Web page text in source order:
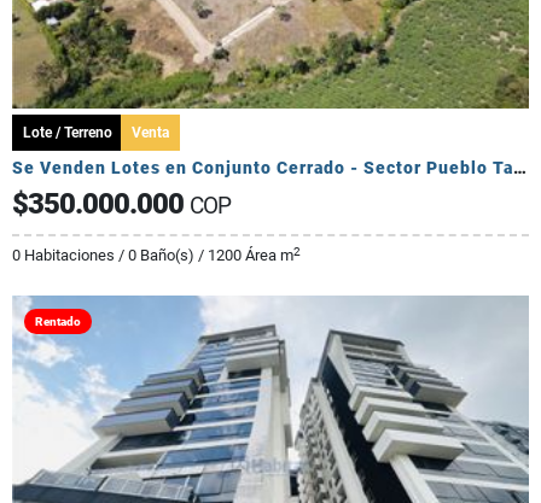
Lote / Terreno Venta
Se Venden Lotes en Conjunto Cerrado - Sector Pueblo Tapado
$350.000.000 COP
0 Habitaciones / 0 Baño(s) / 1200 Área m2
Rentado